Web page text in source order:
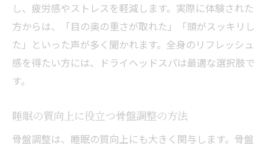
ディープリラックスを実感できるヘッドスパ体
験
ディープリラックスをもたらすヘッドスパ
技術
し、疲労感やストレスを軽減します。実際に体験された
方からは、「目の奥の重さが取れた」「頭がスッキリし
た」といった声が多く聞かれます。全身のリフレッシュ
感を得たい方には、ドライヘッドスパは最適な選択肢で
す。
睡眠の質向上に役立つ骨盤調整の方法
骨盤調整は、睡眠の質向上にも大きく関与します。骨盤